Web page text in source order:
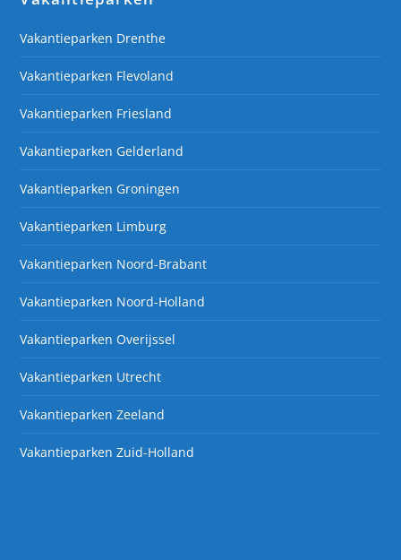
Vakantieparken Drenthe
Vakantieparken Flevoland
Vakantieparken Friesland
Vakantieparken Gelderland
Vakantieparken Groningen
Vakantieparken Limburg
Vakantieparken Noord-Brabant
Vakantieparken Noord-Holland
Vakantieparken Overijssel
Vakantieparken Utrecht
Vakantieparken Zeeland
Vakantieparken Zuid-Holland